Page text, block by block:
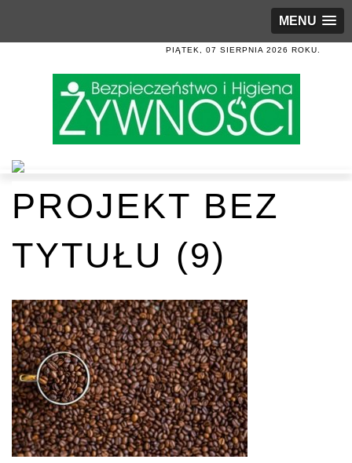
MENU
PIĄTEK, 07 SIERPNIA 2026 ROKU.
PROJEKT BEZ
TYTUŁU (9)